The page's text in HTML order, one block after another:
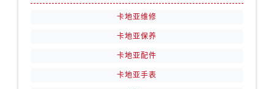
卡地亚维修
卡地亚保养
卡地亚配件
卡地亚手表